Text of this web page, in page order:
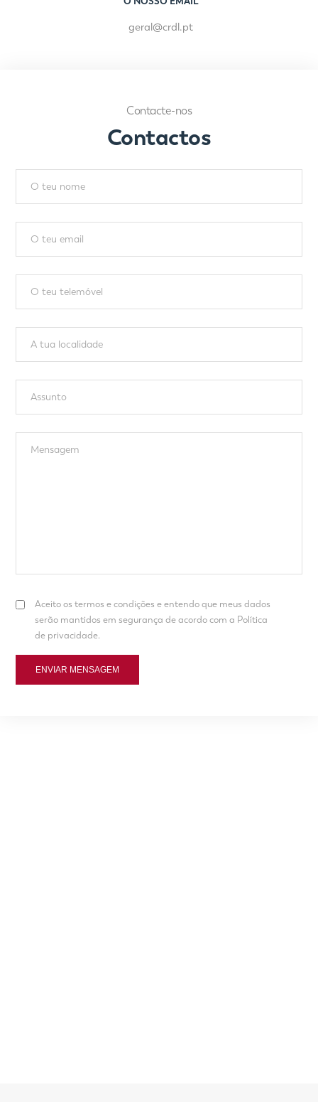
geral@crdl.pt
Contacte-nos
Contactos
Aceito os termos e condições e entendo que meus dados
serão mantidos em segurança de acordo com a Política
de privacidade.
ENVIAR MENSAGEM